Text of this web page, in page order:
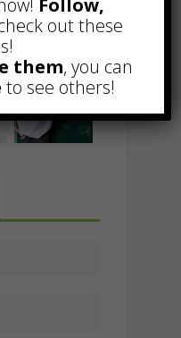
Follow,
out these
them, you can
to see others!